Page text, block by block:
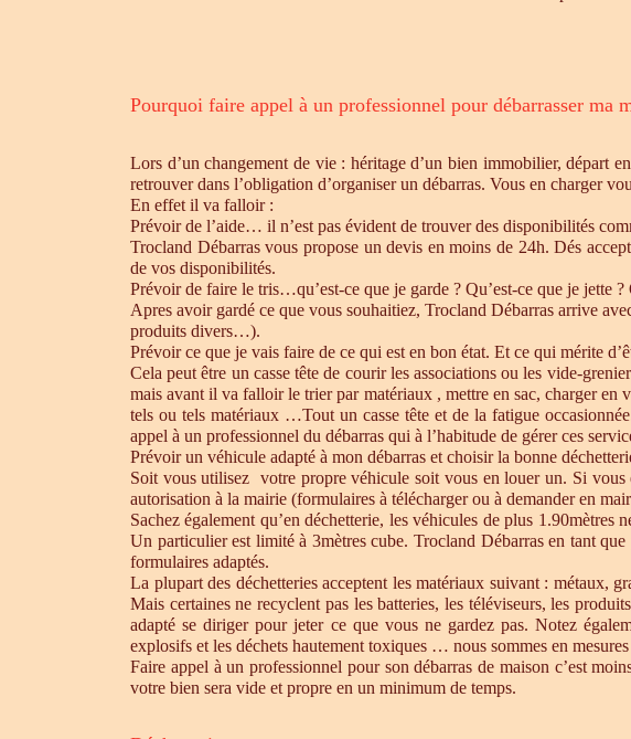
Pourquoi faire appel à un professionnel pour débarrasser ma
Lors d’un changement de vie : héritage d’un bien immobilier, départ
retrouver dans l’obligation d’organiser un débarras. Vous en charger
En effet il va falloir :
Prévoir de l’aide… il n’est pas évident de trouver des disponibilités
Trocland Débarras vous propose un devis en moins de 24h. Dés
de vos disponibilités.
Prévoir de faire le tris…qu’est-ce que je garde ? Qu’est-ce que je jette ?
Apres avoir gardé ce que vous souhaitiez, Trocland Débarras arrive
produits divers…).
Prévoir ce que je vais faire de ce qui est en bon état. Et ce qui mérite
Cela peut être un casse tête de courir les associations ou les vide-
mais avant il va falloir le trier par matériaux , mettre en sac, charger en
tels ou tels matériaux …Tout un casse tête et de la fatigue
appel à un professionnel du débarras qui à l’habitude de gérer ces
Prévoir un véhicule adapté à mon débarras et choisir la bonne
Soit vous utilisez votre propre véhicule soit vous en louer un. Si vous
autorisation à la mairie (formulaires à télécharger ou à demander en
Sachez également qu’en déchetterie, les véhicules de plus
Un particulier est limité à 3mètres cube. Trocland Débarras en tant
formulaires adaptés.
La plupart des déchetteries acceptent les matériaux suivant : métaux,
Mais certaines ne recyclent pas les batteries, les téléviseurs, les
adapté se diriger pour jeter ce que vous ne gardez pas. Notez
explosifs et les déchets hautement toxiques … nous sommes en
Faire appel à un professionnel pour son débarras de maison c’est
votre bien sera vide et propre en un minimum de temps.